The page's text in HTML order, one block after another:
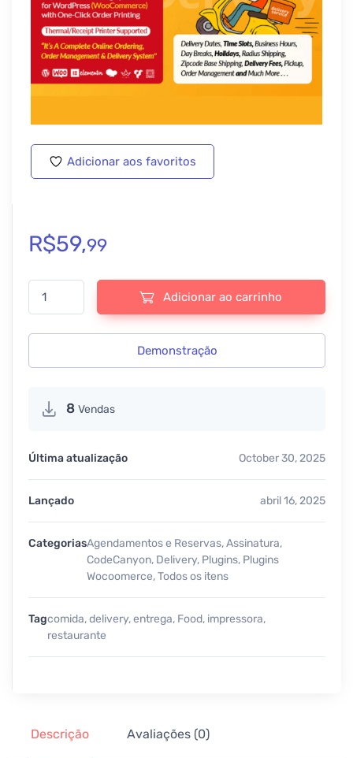
Adicionar aos favoritos
R$59,99
FoodBook | Online Food Ordering & Delivery System for
Adicionar ao carrinho
Demonstração
8 Vendas
Última atualização October 30, 2025
Lançado abril 16, 2025
CategoriasAgendamentos e Reservas,Assinatura,
CodeCanyon, Delivery, Plugins, Plugins
Wocoomerce,Todos os itens
Tagcomida,delivery,entrega, Food, impressora,
restaurante
Descrição Avaliações (0)